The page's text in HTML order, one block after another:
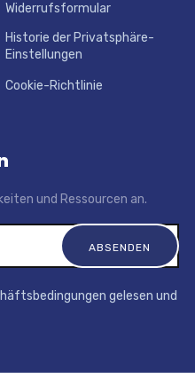
Widerrufsformular
Historie der Privatsphäre-
Einstellungen
Cookie-Richtlinie
und Ressourcen an.
gelesen und